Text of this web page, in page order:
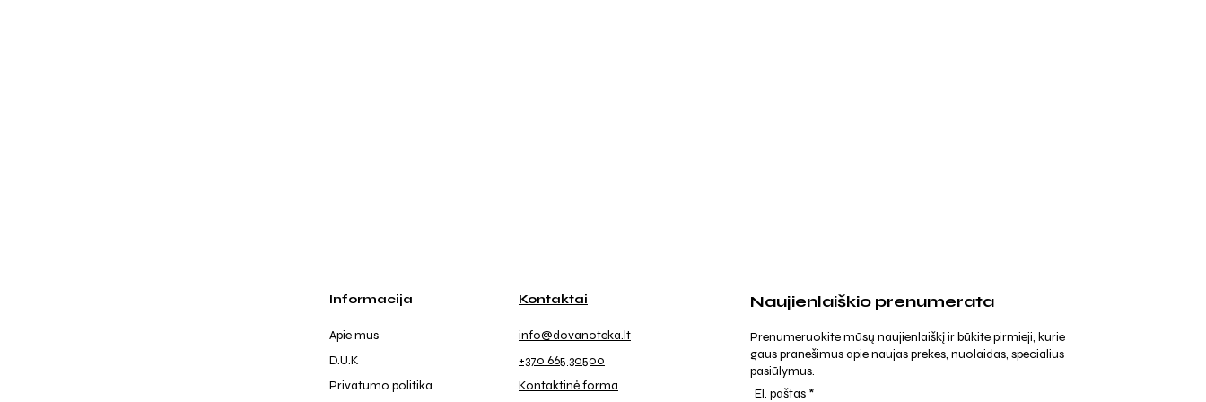
Informacija
Apie mus
D.U.K
Privatumo politika
Kontaktai
info@dovanoteka.lt
+370 665 30500
Kontaktinė forma
Naujienlaiškio prenumerata
Prenumeruokite mūsų naujienlaiškį ir būkite pirmieji, kurie
gaus pranešimus apie naujas prekes, nuolaidas, specialius
pasiūlymus.
El. paštas